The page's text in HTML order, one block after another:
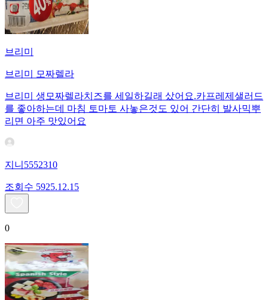
브리미
브리미 모짜렐라
브리미 생모짜렐라치즈를 세일하길래 샀어요.카프레제샐러드
를 좋아하는데 마침 토마토 사놓은것도 있어 간단히 발사믹뿌
리면 아주 맛있어요
지니5552310
조회수 5925.12.15
0